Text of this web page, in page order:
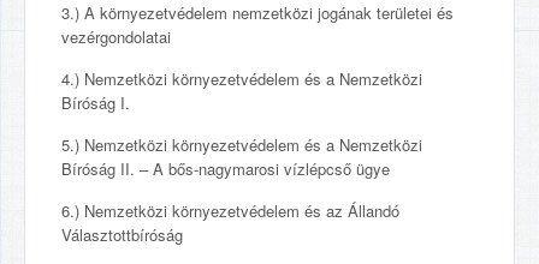
3.) A környezetvédelem nemzetközi jogának területei és
vezérgondolatai
4.) Nemzetközi környezetvédelem és a Nemzetközi
Bíróság I.
5.) Nemzetközi környezetvédelem és a Nemzetközi
Bíróság II. – A bős-nagymarosi vízlépcső ügye
6.) Nemzetközi környezetvédelem és az Állandó
Választottbíróság